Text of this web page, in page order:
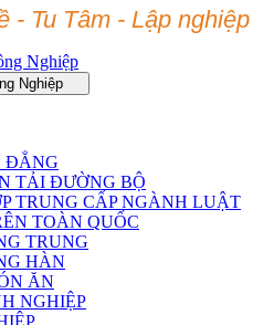
- Tu Tâm - Lập nghiệp
Nghiệp
Nghiệp
ĐẲNG
TẢI ĐƯỜNG BỘ
TRUNG CẤP NGÀNH LUẬT
TOÀN QUỐC
TRUNG
HÀN
ĂN
NGHIỆP